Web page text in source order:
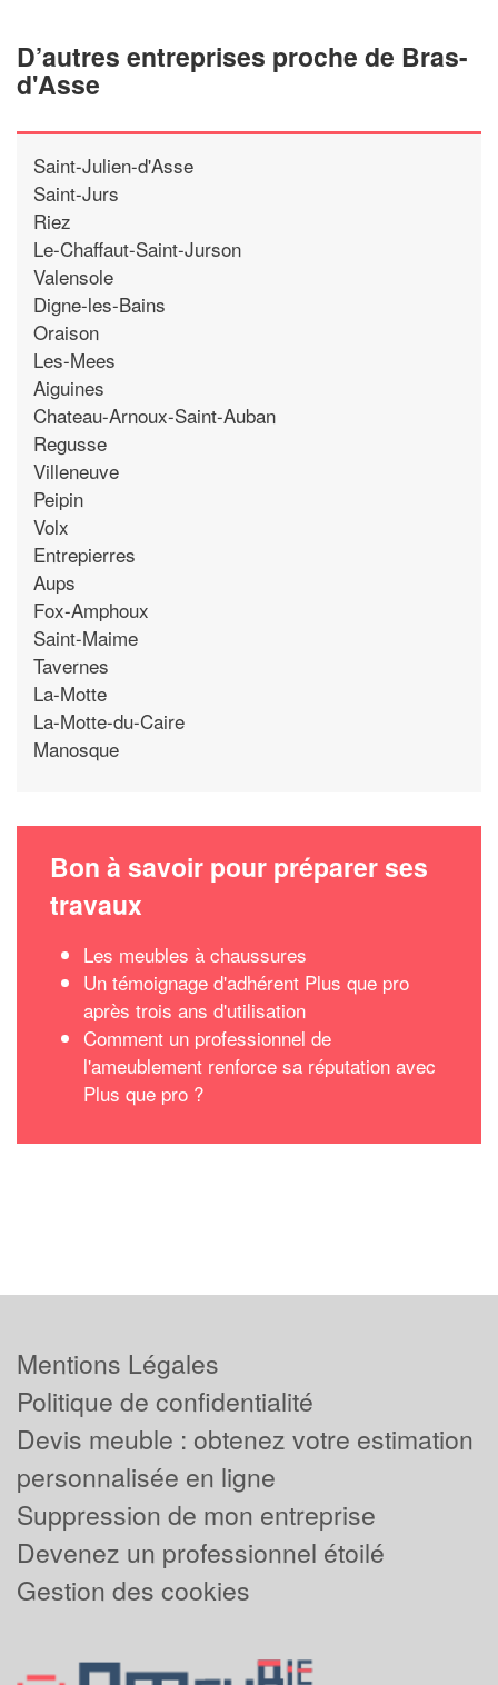
D’autres entreprises proche de Bras-
d'Asse
Saint-Julien-d'Asse
Saint-Jurs
Riez
Le-Chaffaut-Saint-Jurson
Valensole
Digne-les-Bains
Oraison
Les-Mees
Aiguines
Chateau-Arnoux-Saint-Auban
Regusse
Villeneuve
Peipin
Volx
Entrepierres
Aups
Fox-Amphoux
Saint-Maime
Tavernes
La-Motte
La-Motte-du-Caire
Manosque
Bon à savoir pour préparer ses
travaux
Les meubles à chaussures
Un témoignage d'adhérent Plus que pro
après trois ans d'utilisation
Comment un professionnel de
l'ameublement renforce sa réputation avec
Plus que pro ?
Mentions Légales
Politique de confidentialité
Devis meuble : obtenez votre estimation
personnalisée en ligne
Suppression de mon entreprise
Devenez un professionnel étoilé
Gestion des cookies